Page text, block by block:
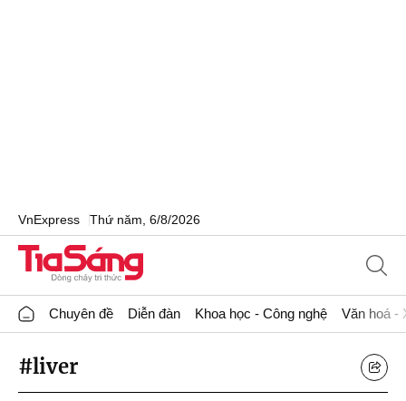
VnExpress Thứ năm, 6/8/2026
Chuyên đề Diễn đàn Khoa học - Công nghệ Văn hoá -
#liver